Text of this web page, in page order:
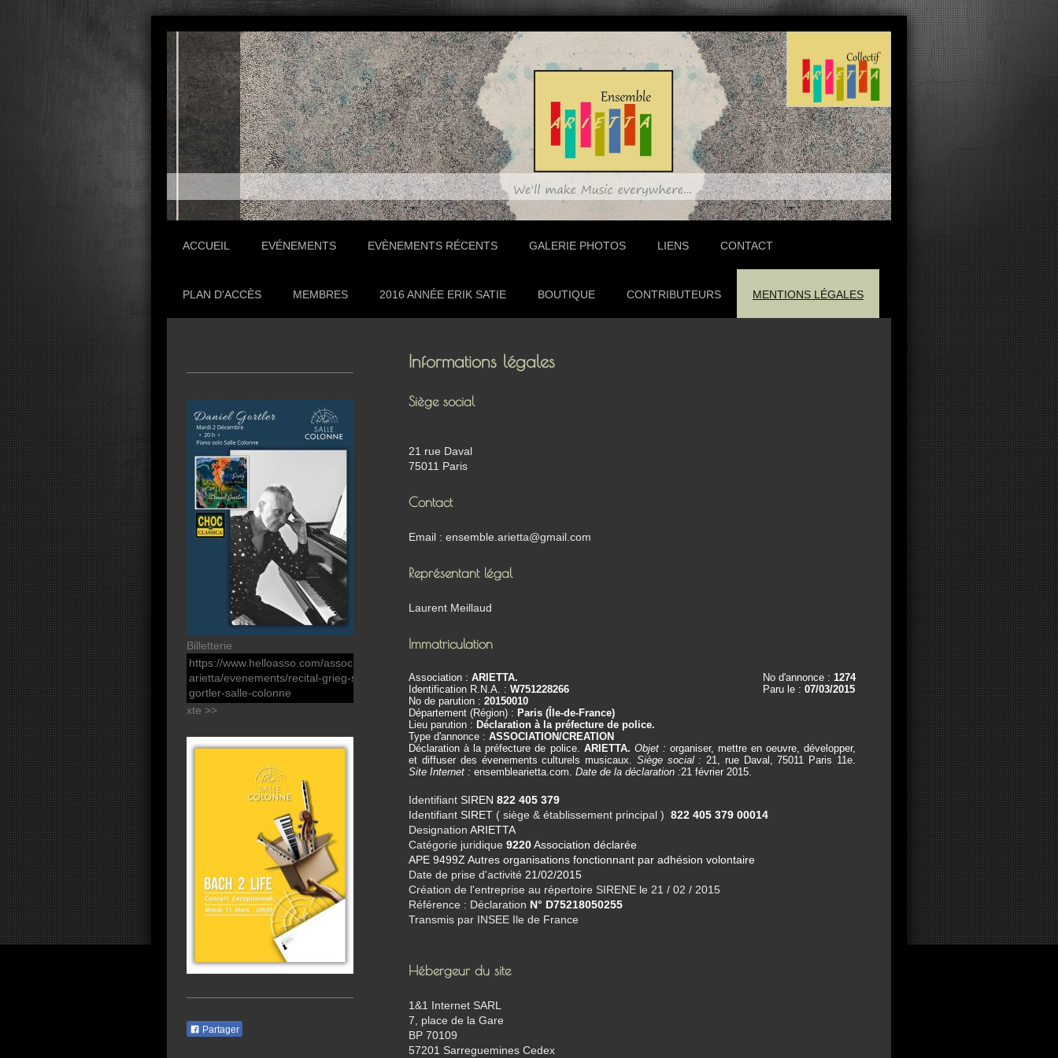
ACCUEIL EVÉNEMENTS EVÈNEMENTS RÉCENTS GALERIE PHOTOS LIENS CONTACT
PLAN D'ACCÈS MEMBRES 2016 ANNÉE ERIK SATIE BOUTIQUE CONTRIBUTEURS MENTIONS LÉGALES
Informations légales
Siège social
21 rue Daval
75011 Paris
Contact
Email : ensemble.arietta@gmail.com
Représentant légal
Laurent Meillaud
Immatriculation
No d'annonce : 1274
Paru le : 07/03/2015
Association :ARIETTA.
Identification R.N.A. :W751228266
No de parution :20150010
Département (Région) : Paris (Île-de-France)
Lieu parution : Déclaration à la préfecture de police.
Type d'annonce :ASSOCIATION/CREATION
Déclaration à la préfecture de police. ARIETTA. Objet : organiser, mettre en oeuvre, développer,
et diffuser des évenements culturels musicaux. Siège social : 21, rue Daval, 75011 Paris 11e.
Site Internet : ensemblearietta.com.Date de la déclaration :21 février 2015.
IdentifiantSIREN 822 405 379
IdentifiantSIRET ( siège & établissement principal ) 822 405 379 00014
DesignationARIETTA
Catégorie juridique9220Association déclarée
APE 9499Z Autres organisations fonctionnant par adhésion volontaire
Date de prise d'activité 21/02/2015
Création de l'entreprise au répertoire SIRENE le 21 / 02 / 2015
Référence : Déclaration N° D75218050255
Transmis par INSEE Ile de France
Hébergeur du site
1&1 Internet SARL
7, place de la Gare
BP 70109
57201 Sarreguemines Cedex
Billetterie
https://www.helloasso.com/associations/ensemble-
arietta/evenements/recital-grieg-schumann-daniel-
gortler-salle-colonne
xte >>
Partager